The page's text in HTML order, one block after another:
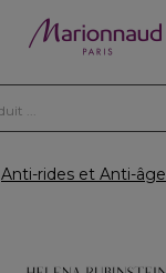
Anti-rides et Anti-âge